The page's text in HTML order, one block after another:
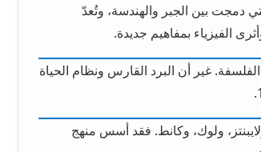
دمجت بين الجبر والهندسة، وتُعدّ
الفيزياء بمفاهيم جديدة.
الفلسفة. غير أن البرد القارس ونظام الحياة
ولوك، وكانط. فقد أسس منهج